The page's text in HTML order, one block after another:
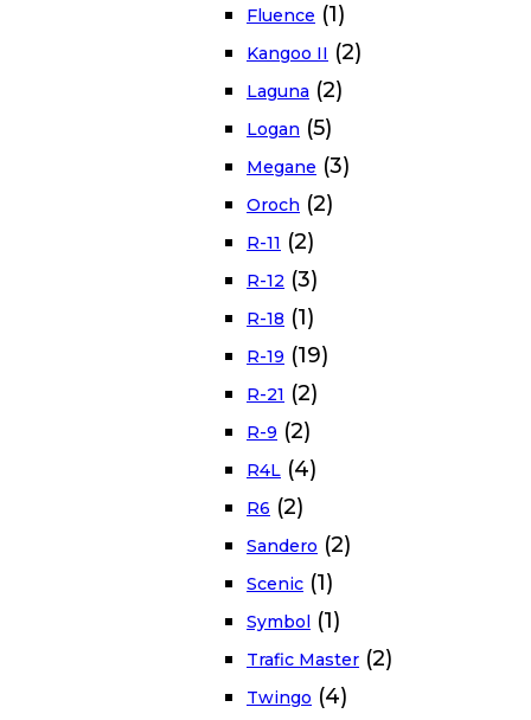
Fluence (1)
Kangoo II (2)
Laguna (2)
Logan (5)
Megane (3)
Oroch (2)
R-11 (2)
R-12 (3)
R-18 (1)
R-19 (19)
R-21 (2)
R-9 (2)
R4L (4)
R6 (2)
Sandero (2)
Scenic (1)
Symbol (1)
Trafic Master (2)
Twingo (4)